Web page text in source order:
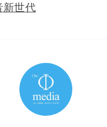
新世代